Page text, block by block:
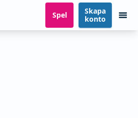
Spel
Skapa
konto